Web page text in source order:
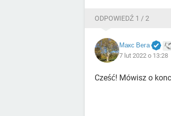
ODPOWIEDŹ 1 / 2
Макс Вега
7 lut 2022 o 13:28
Cześć! Mówisz o